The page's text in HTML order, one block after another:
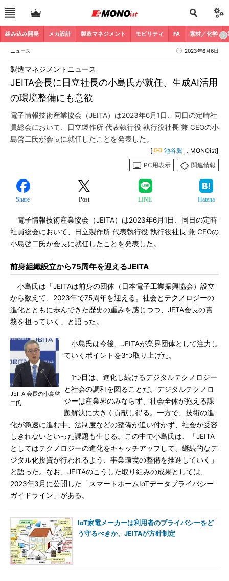
組み込み開発 メカ設計 製造マネジメント モビリティ FA 素材／化学
ニュース 2023年6月6日
JEITA会長に日立社長の小島氏が就任、生成AI活用
の環境整備にも意欲
製造マネジメントニュース
電子情報技術産業協会（JEITA）は2023年6月1日、同日の定時社
員総会において、日立製作所 代表執行役 執行役社長 兼 CEOの小
島啓二氏が会長に就任したことを発表した。
[ 池谷翼 ，MONOist]
PC用表示
関連情報
Share Post LINE Hatena
電子情報技術産業協会（JEITA）は2023年6月1日、同日の定時
社員総会において、日立製作所 代表執行役 執行役社長 兼 CEOの
小島啓二氏が会長に就任したことを発表した。
前身組織設立から75周年を迎えるJEITA
小島氏は「JEITAは前身の団体（日本電子工業振興協会）設立
から数えて、2023年で75周年を迎える。社会とテクノロジーの
進化とともに歩んできた歴史の重みを感じつつ、JETA会長の責
務を担っていく」と語った。
JEITA 会長の小島啓
二氏
小島氏は今後、JEITAが業界団体として注力し
ていくポイントを3つ取り上げた。
1つ目は、進化し続けるデジタルテクノロジー
と社会の調和を図ることだ。デジタルテクノロ
ジーは産業界のみならず、社会全体が抱える課
題解決に大きく貢献し得る。一方で、技術の進
化が急速に進む中、法制度などの整備が追い付かず、社会が受容
しきれないといった課題も生じる。この中で小島氏は、「JEITA
としてはテクノロジーの進化をキャッチアップして、継続的なデ
ジタル化投資が行われるよう、事業環境の整備を推進していく」
と語った。なお、JEITAのこうした取り組みの成果としては、
2023年3月に公開した「スマートホームIoTデータプライバシー
ガイドライン」がある。
IoT家電メーカーは利用者のプライバシーをど
う守るべきか、JEITAが方針制定